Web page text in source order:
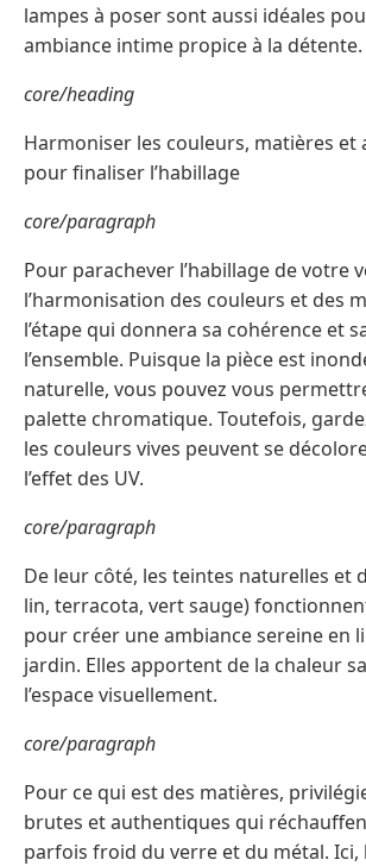
lampes à poser sont aussi idéales
ambiance intime propice à la détente.
core/heading
Harmoniser les couleurs, matières et
pour finaliser l’habillage
core/paragraph
Pour parachever l’habillage de votre
l’harmonisation des couleurs et des
l’étape qui donnera sa cohérence et
l’ensemble. Puisque la pièce est
naturelle, vous pouvez vous
palette chromatique. Toutefois,
les couleurs vives peuvent se
l’effet des UV.
core/paragraph
De leur côté, les teintes naturelles et
lin, terracota, vert sauge)
pour créer une ambiance sereine en
jardin. Elles apportent de la chaleur
l’espace visuellement.
core/paragraph
Pour ce qui est des matières,
brutes et authentiques qui
parfois froid du verre et du métal. Ici,